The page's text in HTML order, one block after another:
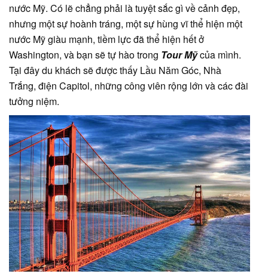
nước Mỹ. Có lẽ chẳng phải là tuyệt sắc gì về cảnh đẹp,
nhưng một sự hoành tráng, một sự hùng vĩ thể hiện một
nước Mỹ giàu mạnh, tiềm lực đã thể hiện hết ở
Washington, và bạn sẽ tự hào trong Tour Mỹcủa mình.
Tại đây du khách sẽ được thấy Lầu Năm Góc, Nhà
Trắng, điện Capitol, những công viên rộng lớn và các đài
tưởng niệm.